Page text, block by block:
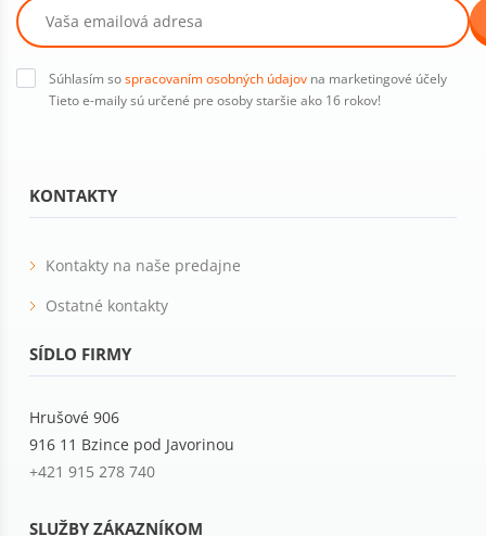
KONTAKTY
Kontakty na naše predajne
Ostatné kontakty
SÍDLO FIRMY
Hrušové 906
916 11 Bzince pod Javorinou
+421 915 278 740
SLUŽBY ZÁKAZNÍKOM
Súhlasím sospracovaním osobných údajov na marketingové účely
Tieto e-maily sú určené pre osoby staršie ako 16 rokov!